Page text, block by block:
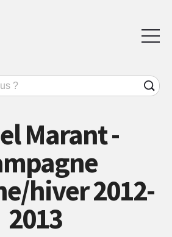
Marant -
hiver 2012-
2013